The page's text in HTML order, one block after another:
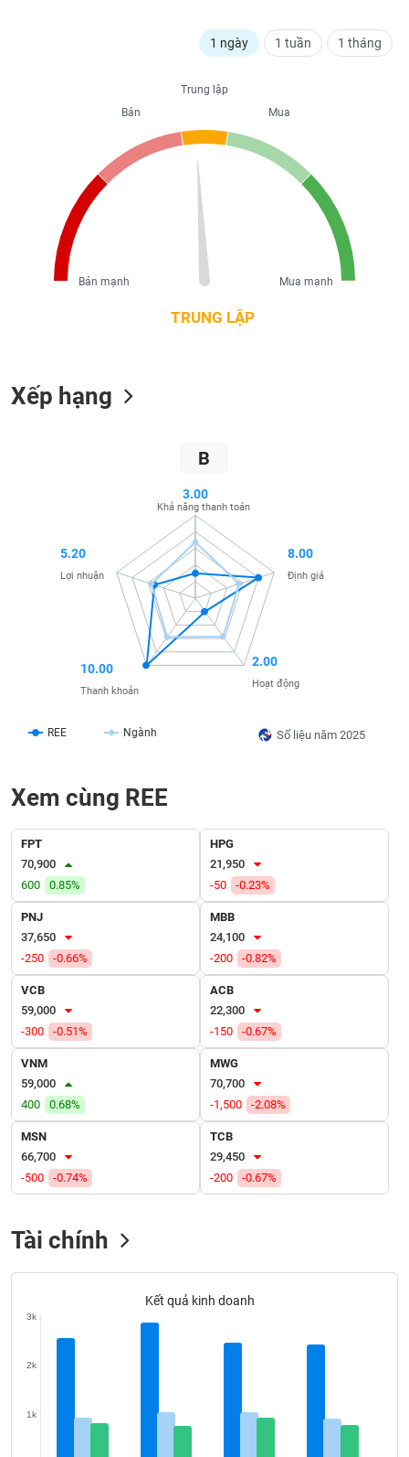
1 ngày 1 tuần 1 tháng
TRUNG LẬP
Trung lập
Mua
Mua mạnh
Bán
Bán mạnh
Xếp hạng
B
Số liệu năm 2025
REE Ngành
3.00
Khả năng thanh toán
8.00
Định giá
2.00
Hoạt động
10.00
Thanh khoản
5.20
Lợi nhuận
Xem cùng REE
FPT
70,900
600
0.85%
HPG
21,950
-50
-0.23%
PNJ
37,650
-250
-0.66%
MBB
24,100
-200
-0.82%
VCB
59,000
-300
-0.51%
ACB
22,300
-150
-0.67%
VNM
59,000
400
0.68%
MWG
70,700
-1,500
-2.08%
MSN
66,700
-500
-0.74%
TCB
29,450
-200
-0.67%
Tài chính
Kết quả kinh doanh
1k
2k
3k
TIÊU
DÙNG
THIẾT
CHĂM
DỊCH
VỤ
TRUYỀN
THÔNG
TIỆN
ÍCH
BẤT
ĐỘNG
SẢN
Mã
chứng
khoán
(-)
Tất cả Cổ phiếu
(-)
Cổ đông lớn
tức